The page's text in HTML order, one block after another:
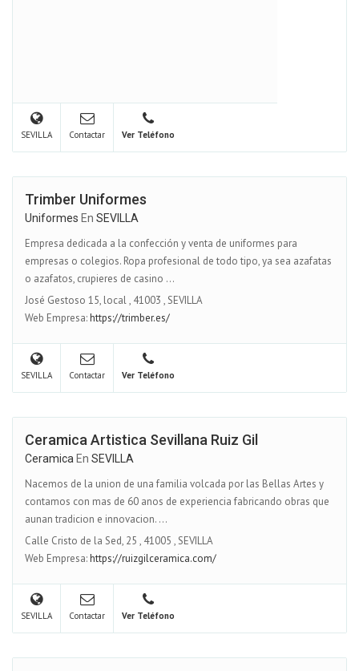
SEVILLA Contactar Ver Teléfono
Trimber Uniformes
Uniformes En SEVILLA
Empresa dedicada a la confección y venta de uniformes para
empresas o colegios. Ropa profesional de todo tipo, ya sea azafatas
o azafatos, crupieres de casino ...
José Gestoso 15, local, 41003 ,SEVILLA
Web Empresa:https://trimber.es/
SEVILLA Contactar Ver Teléfono
Ceramica Artistica Sevillana Ruiz Gil
Ceramica En SEVILLA
Nacemos de la union de una familia volcada por las Bellas Artes y
contamos con mas de 60 anos de experiencia fabricando obras que
aunan tradicion e innovacion. ...
Calle Cristo de la Sed, 25 , 41005 ,SEVILLA
Web Empresa:https://ruizgilceramica.com/
SEVILLA Contactar Ver Teléfono